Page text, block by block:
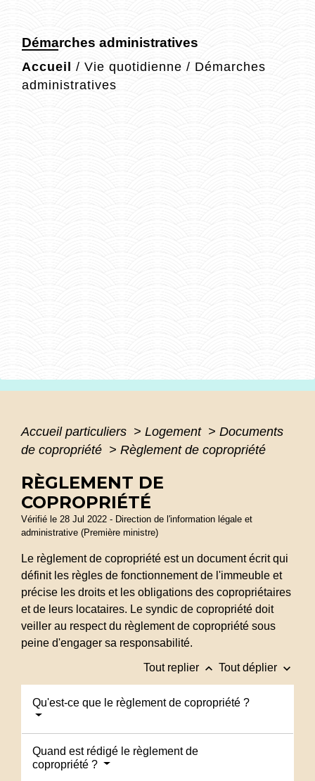
Démarches administratives
Accueil / Vie quotidienne / Démarches
administratives
Accueil particuliers > Logement > Documents
de copropriété > Règlement de copropriété
RÈGLEMENT DE
COPROPRIÉTÉ
Vérifié le 28 Jul 2022 - Direction de l'information légale et
administrative (Première ministre)
Le règlement de copropriété est un document écrit qui
définit les règles de fonctionnement de l'immeuble et
précise les droits et les obligations des copropriétaires
et de leurs locataires. Le syndic de copropriété doit
veiller au respect du règlement de copropriété sous
peine d'engager sa responsabilité.
Tout replier keyboard_arrow_up Tout déplier keyboard_arrow_down
Qu'est-ce que le règlement de copropriété ?
Quand est rédigé le règlement de
copropriété ?